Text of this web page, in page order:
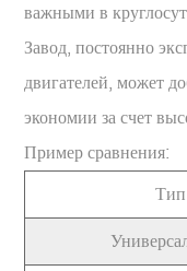
важными в
Завод, постоянно
двигателей, может
экономии за счет
Пример сравнения:
Тип